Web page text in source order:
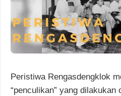
Peristiwa Rengasdengklok
“penculikan” yang dilakukan